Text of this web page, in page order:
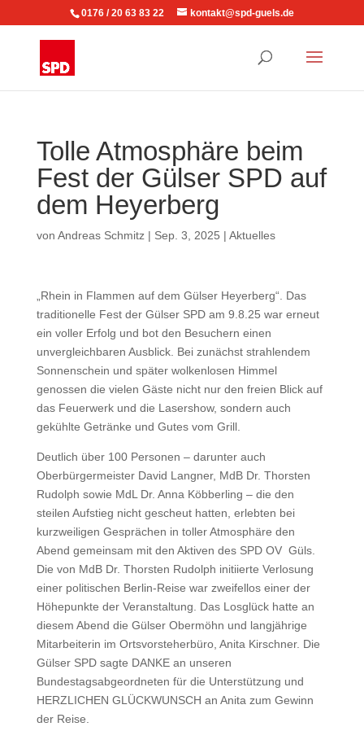
0176 / 20 63 83 22 kontakt@spd-guels.de
Tolle Atmosphäre beim
Fest der Gülser SPD auf
dem Heyerberg
von Andreas Schmitz| Sep. 3, 2025 | Aktuelles
„Rhein in Flammen auf dem Gülser Heyerberg“. Das
traditionelle Fest der Gülser SPD am 9.8.25 war erneut
ein voller Erfolg und bot den Besuchern einen
unvergleichbaren Ausblick. Bei zunächst strahlendem
Sonnenschein und später wolkenlosen Himmel
genossen die vielen Gäste nicht nur den freien Blick auf
das Feuerwerk und die Lasershow, sondern auch
gekühlte Getränke und Gutes vom Grill.
Deutlich über 100 Personen – darunter auch
Oberbürgermeister David Langner, MdB Dr. Thorsten
Rudolph sowie MdL Dr. Anna Köbberling – die den
steilen Aufstieg nicht gescheut hatten, erlebten bei
kurzweiligen Gesprächen in toller Atmosphäre den
Abend gemeinsam mit den Aktiven des SPD OV Güls.
Die von MdB Dr. Thorsten Rudolph initiierte Verlosung
einer politischen Berlin-Reise war zweifellos einer der
Höhepunkte der Veranstaltung. Das Losglück hatte an
diesem Abend die Gülser Obermöhn und langjährige
Mitarbeiterin im Ortsvorsteherbüro, Anita Kirschner. Die
Gülser SPD sagte DANKE an unseren
Bundestagsabgeordneten für die Unterstützung und
HERZLICHEN GLÜCKWUNSCH an Anita zum Gewinn
der Reise.